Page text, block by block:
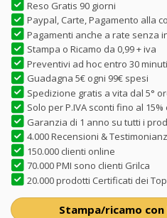
Reso Gratis 90 giorni
Paypal, Carte, Pagamento alla
Pagamenti anche a rate senza
Stampa o Ricamo da 0,99 + iva
Preventivi ad hoc entro 30 minuti
Guadagna 5€ ogni 99€ spesi
Spedizione gratis a vita dal 5°
Solo per P.IVA sconti fino al 15%
Garanzia di 1 anno su tutti i
4.000 Recensioni &
150.000 clienti online
70.000 PMI sono clienti Grilca
20.000 prodotti Certificati dei
Stampa/ricamo con